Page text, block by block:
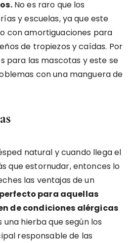
No es raro que los
y escuelas, ya que este
con amortiguaciones para
de tropiezos y caídas. Por
para las mascotas y este se
con una manguera de
natural y cuando llega el
que estornudar, entonces lo
las ventajas de un
perfecto para aquellas
de condiciones alérgicas
una hierba que según los
responsable de las